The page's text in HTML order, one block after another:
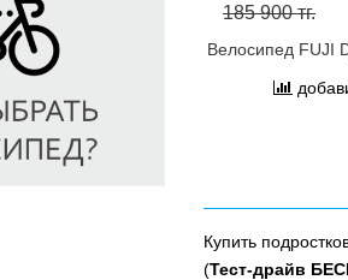
185 900 тг.
Велосипед FUJI
Купить
(Тест-драйв